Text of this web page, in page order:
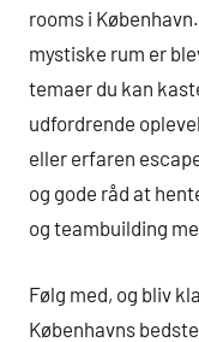
rooms i
mystiske rum er
temaer du kan
udfordrende
eller erfaren
og gode råd at
og teambuilding
Følg med, og bliv
Københavns